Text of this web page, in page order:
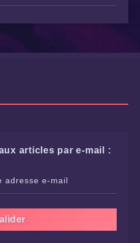
articles par e-mail :